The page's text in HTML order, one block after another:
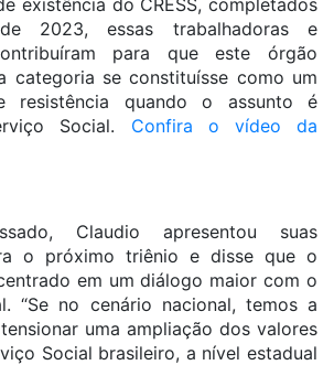
existência do CRESS, completados
2023, essas trabalhadoras e
para que este órgão
categoria se constituísse como um
quando o assunto é
Social. Confira o vídeo da
Claudio apresentou suas
o próximo triênio e disse que o
em um diálogo maior com o
“Se no cenário nacional, temos a
uma ampliação dos valores
Social brasileiro, a nível estadual